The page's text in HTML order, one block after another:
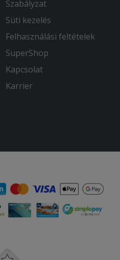
Szabályzat
Süti kezelés
Felhasználási feltételek
SuperShop
Kapcsolat
Karrier